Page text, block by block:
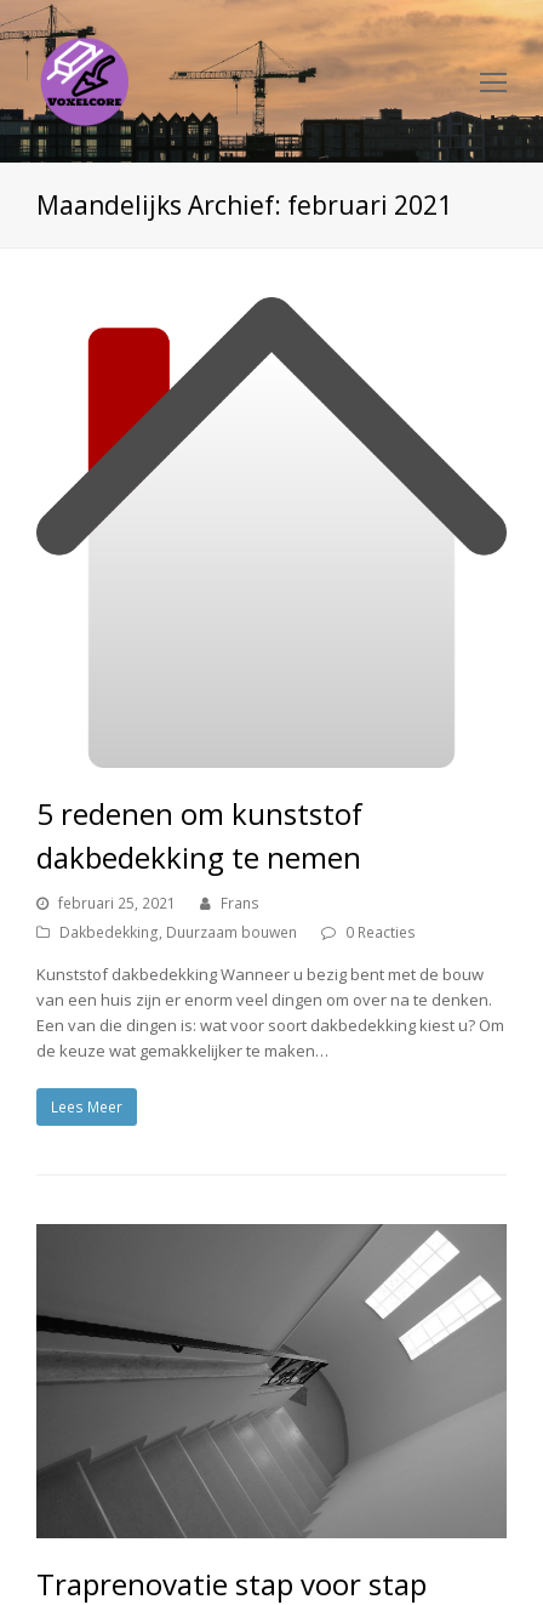
Maandelijks Archief: februari 2021
5 redenen om kunststof
dakbedekking te nemen
februari 25, 2021
Frans
Dakbedekking, Duurzaam bouwen 0 Reacties
Kunststof dakbedekking Wanneer u bezig bent met de bouw
van een huis zijn er enorm veel dingen om over na te denken.
Een van die dingen is: wat voor soort dakbedekking kiest u? Om
de keuze wat gemakkelijker te maken…
Lees Meer
Traprenovatie stap voor stap